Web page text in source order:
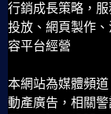
行銷成長策略，
投放、網頁製作
容平台經營
本網站為媒體頻
動產廣告，相關警